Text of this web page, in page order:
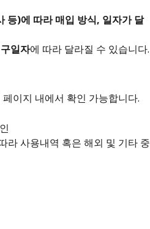
등)에 따라 매입 방식, 일자가 달
일자에 따라 달라질 수 있습니다.
이지 내에서 확인 가능합니다.
라 사용내역 혹은 해외 및 기타 중